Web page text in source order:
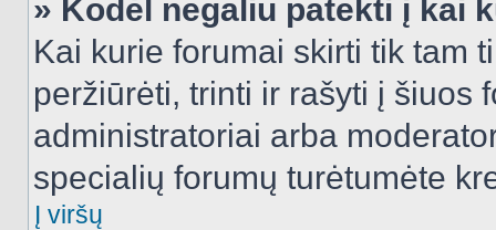
» Kodėl negaliu patekti į kai
Kai kurie forumai skirti tik tam
peržiūrėti, trinti ir rašyti į šiuos
administratoriai arba
specialių forumų turėtumėte
Į viršų